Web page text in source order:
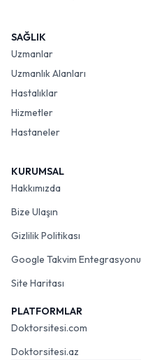
SAĞLIK
Uzmanlar
Uzmanlık Alanları
Hastalıklar
Hizmetler
Hastaneler
KURUMSAL
Hakkımızda
Bize Ulaşın
Gizlilik Politikası
Google Takvim Entegrasyonu
Site Haritası
PLATFORMLAR
Doktorsitesi.com
Doktorsitesi.az